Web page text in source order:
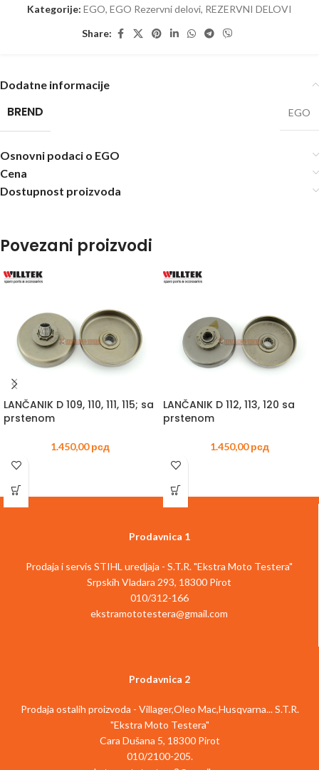
Kategorije: EGO, EGO Rezervni delovi, REZERVNI DELOVI
Share:
Dodatne informacije
BREND EGO
Osnovni podaci o EGO
Cena
Dostupnost proizvoda
Povezani proizvodi
LANČANIK D 109, 110, 111, 115; sa
prstenom
1.450,00рсд
LANČANIK D 112, 113, 120 sa
prstenom
1.450,00рсд
Prodavnica 1
Prodaja i servis STIHL uredjaja - S.T.R. "Ekstra Moto Testera"
Srpskih Vladara 293, 18300 Pirot
010/312-166
ekstramototestera@gmail.com
Prodavnica 2
Prodaja ostalih proizvoda - Villager,Oleo Mac,Husqvarna... S.T.R.
"Ekstra Moto Testera"
Cara Dušana 5, 18300 Pirot
010/2100-205.